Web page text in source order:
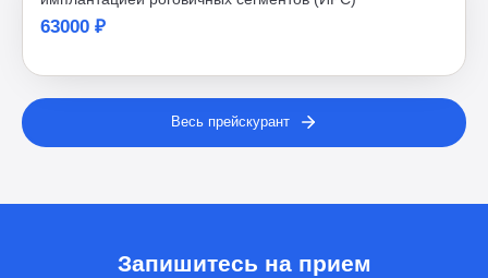
63000 ₽
Весь прейскурант
Запишитесь на прием